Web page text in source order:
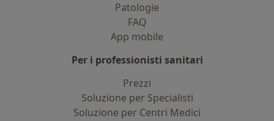
Patologie
FAQ
App mobile
Per i professionisti sanitari
Prezzi
Soluzione per Specialisti
Soluzione per Centri Medici